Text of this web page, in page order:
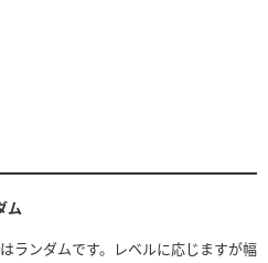
ム
ランダムです。レベルに応じますが幅